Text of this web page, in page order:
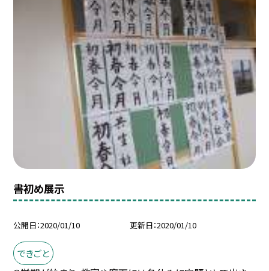
書初め展示
公開日 2020/01/10 更新日 2020/01/10
できごと